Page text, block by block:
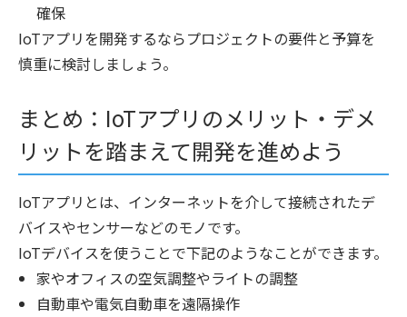
確保
IoTアプリを開発するならプロジェクトの要件と予算を
慎重に検討しましょう。
まとめ：IoTアプリのメリット・デメ
リットを踏まえて開発を進めよう
IoTアプリとは、インターネットを介して接続されたデ
バイスやセンサーなどのモノです。
IoTデバイスを使うことで下記のようなことができます。
家やオフィスの空気調整やライトの調整
自動車や電気自動車を遠隔操作